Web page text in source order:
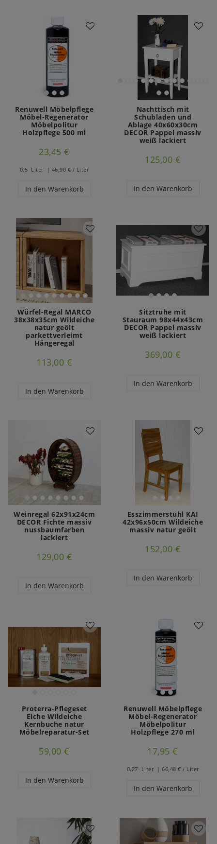
Renuwell Möbelpflege
Möbel-Regenerator
Möbelpolitur
Holzpflege 500 ml
23,45 €
0.5 Liter | 46,90 € / Liter
In den Warenkorb
Nachttisch mit
Schubladen und
Ablage 40x60x30cm
DECOR Pappel massiv
weiß lackiert
125,00 €
In den Warenkorb
Würfel-Regal MARCO
38x38x35cm Wildeiche
natur geölt
parkettverleimt
Hängeregal
113,00 €
In den Warenkorb
Sitztruhe mit
Stauraum 98x44x43cm
DECOR Pappel massiv
weiß lackiert
369,00 €
In den Warenkorb
Weinregal 62x91x24cm
DECOR Fichte massiv
nussbaumfarben
lackiert
129,00 €
In den Warenkorb
Esszimmerstuhl KAI
42x96x50cm Wildeiche
massiv natur geölt
152,00 €
In den Warenkorb
Proterra-Pflegeset
Eiche Wildeiche
Kernbuche natur
Möbelreparatur-Set
59,00 €
In den Warenkorb
Renuwell Möbelpflege
Möbel-Regenerator
Möbelpolitur
Holzpflege 270 ml
17,95 €
0.27 Liter | 66,48 € / Liter
In den Warenkorb